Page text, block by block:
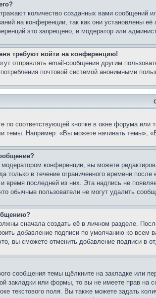
количество созданных вами сообщений
на конференции, так как они установлены
это запрещено, и модератор или
требуют войти на конференцию!
отправлять email-сообщения другим
почтовой системой анонимными
соответствующей кнопке в окне форума
темы. Например: «Вы можете начинать темы»,
конференции, вы можете
только в течение ограниченного времени
время последней из них. Эта надпись не
обычные пользователи не могут удалить
сначала создать её в личном разделе.
добавление подписи по умолчанию ко
вы сможете отменить добавление подписи в
сообщения темы щёлкните на закладке или
закладки или формы, то вы не имеете прав
текстового поля. Вы также можете задать